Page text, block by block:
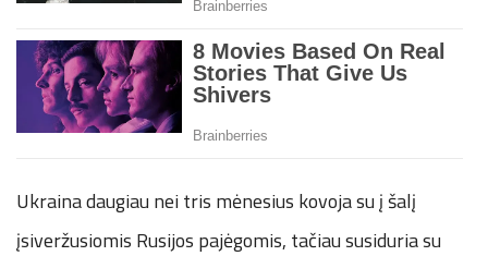
Ukraina daugiau nei tris mėnesius kovoja su į šalį
įsiveržusiomis Rusijos pajėgomis, tačiau susiduria su